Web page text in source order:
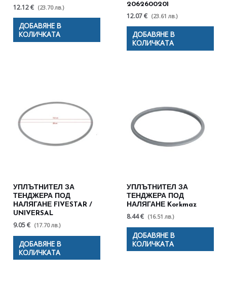
12.12 € (23.70 лв.)
ДОБАВЯНЕ В
КОЛИЧКАТА
2062600201
12.07 € (23.61 лв.)
ДОБАВЯНЕ В
КОЛИЧКАТА
УПЛЪТНИТЕЛ ЗА
ТЕНДЖЕРА ПОД
НАЛЯГАНЕ FIVESTAR /
UNIVERSAL
9.05 € (17.70 лв.)
ДОБАВЯНЕ В
КОЛИЧКАТА
УПЛЪТНИТЕЛ ЗА
ТЕНДЖЕРА ПОД
НАЛЯГАНЕ Korkmaz
8.44 € (16.51 лв.)
ДОБАВЯНЕ В
КОЛИЧКАТА